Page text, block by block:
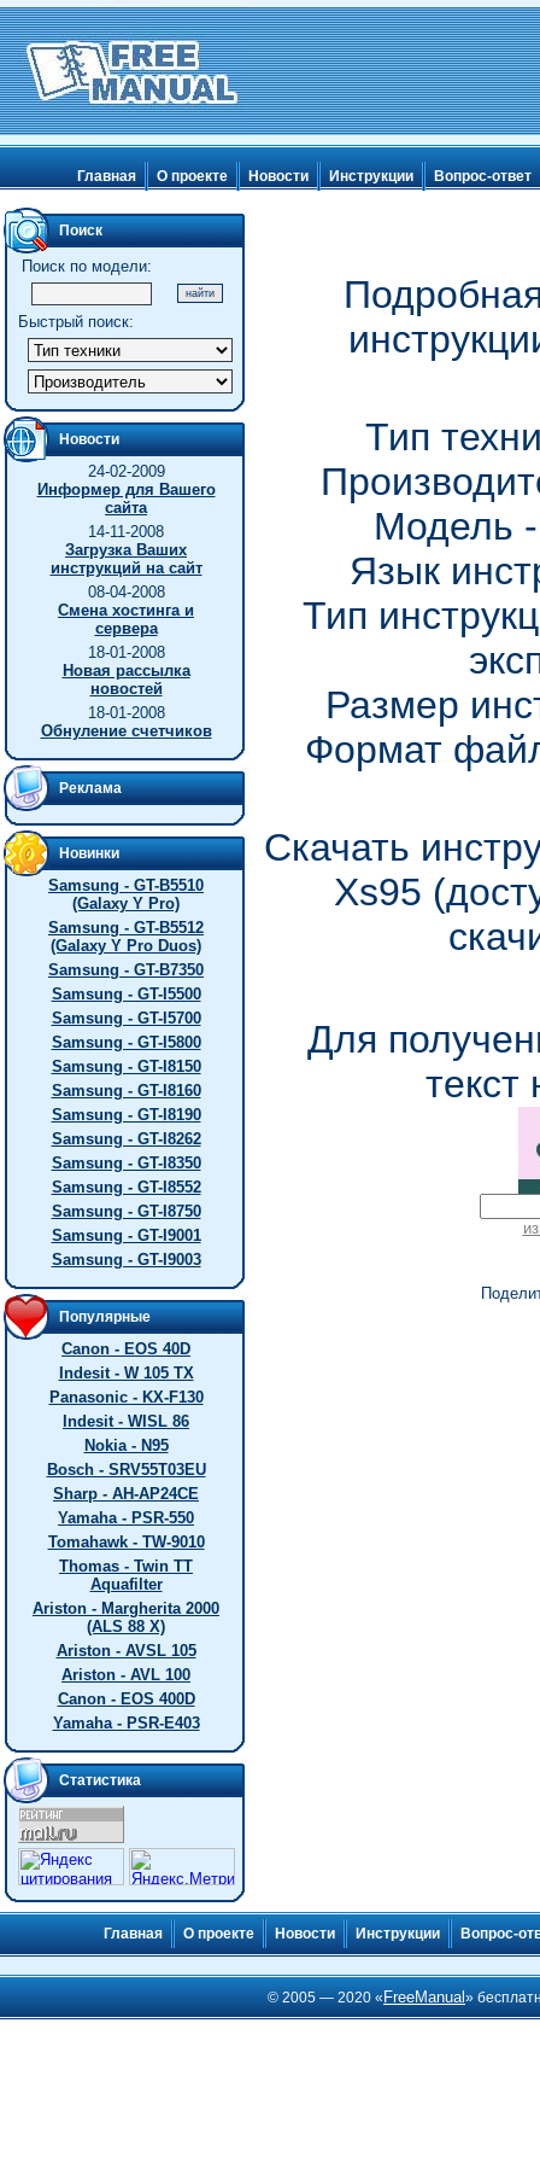
Главная О проекте Новости Инструкции Вопрос-ответ
Поиск
Поиск по модели:
Быстрый поиск:
Новости
24-02-2009
Информер для Вашего
сайта
14-11-2008
Загрузка Ваших
инструкций на сайт
08-04-2008
Смена хостинга и
сервера
18-01-2008
Новая рассылка
новостей
18-01-2008
Обнуление счетчиков
Реклама
Новинки
Samsung - GT-B5510
(Galaxy Y Pro)
Samsung - GT-B5512
(Galaxy Y Pro Duos)
Samsung - GT-B7350
Samsung - GT-I5500
Samsung - GT-I5700
Samsung - GT-I5800
Samsung - GT-I8150
Samsung - GT-I8160
Samsung - GT-I8190
Samsung - GT-I8262
Samsung - GT-I8350
Samsung - GT-I8552
Samsung - GT-I8750
Samsung - GT-I9001
Samsung - GT-I9003
Популярные
Canon - EOS 40D
Indesit - W 105 TX
Panasonic - KX-F130
Indesit - WISL 86
Nokia - N95
Bosch - SRV55T03EU
Sharp - AH-AP24CE
Yamaha - PSR-550
Tomahawk - TW-9010
Thomas - Twin TT
Aquafilter
Ariston - Margherita 2000
(ALS 88 X)
Ariston - AVSL 105
Ariston - AVL 100
Canon - EOS 400D
Yamaha - PSR-E403
Статистика
Тип
Модель
Язык
Тип
Размер
Формат
Скачать
Xs95
Для
текст
Главная О проекте Новости Инструкции Вопрос-
© 2005 — 2020 « FreeManual»